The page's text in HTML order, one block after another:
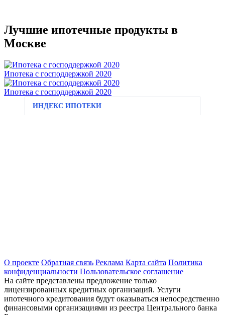
Лучшие ипотечные продукты в
Москве
Ипотека с господдержкой 2020
Ипотека с господдержкой 2020
ИНДЕКС ИПОТЕКИ
О проекте Обратная связь Реклама Карта сайта Политика
конфиденциальности Пользовательское соглашение
На сайте представлены предложение только
лицензированных кредитных организаций. Услуги
ипотечного кредитования будут оказываться непосредственно
финансовыми организациями из реестра Центрального банка